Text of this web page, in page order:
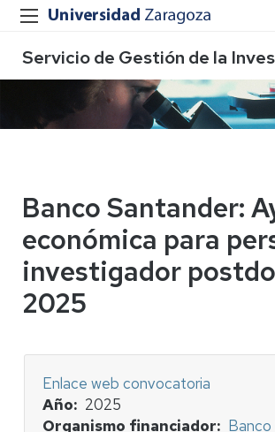
Servicio de Gestión de la
Banco Santander:
económica para
investigador
2025
Enlace web convocatoria
Año
2025
Organismo financiador